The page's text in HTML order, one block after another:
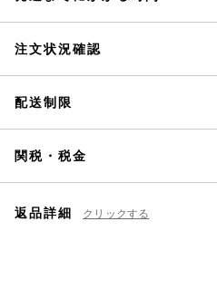
注文状況確認
配送制限
関税・税金
返品詳細 クリックする